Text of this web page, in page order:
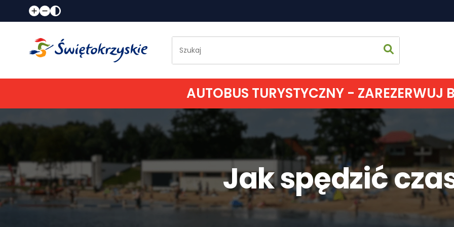
Strona
Co
Jak
Gdzie
AUTOBUS TURYSTYCZNY - ZAREZERWUJ
Jak spędzić